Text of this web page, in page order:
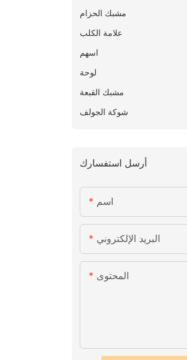
مشبك الحزام
علامة الكلب
اسهم
لوحة
مشبك القبعة
شوكة الجولف
أرسل استفسارك
اسم
البريد الإلكتروني
المحتوى